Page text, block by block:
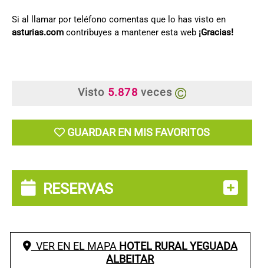
Si al llamar por teléfono comentas que lo has visto en
asturias.com contribuyes a mantener esta web ¡Gracias!
Visto 5.878 veces
GUARDAR EN MIS FAVORITOS
RESERVAS
VER EN EL MAPA HOTEL RURAL YEGUADA
ALBEITAR